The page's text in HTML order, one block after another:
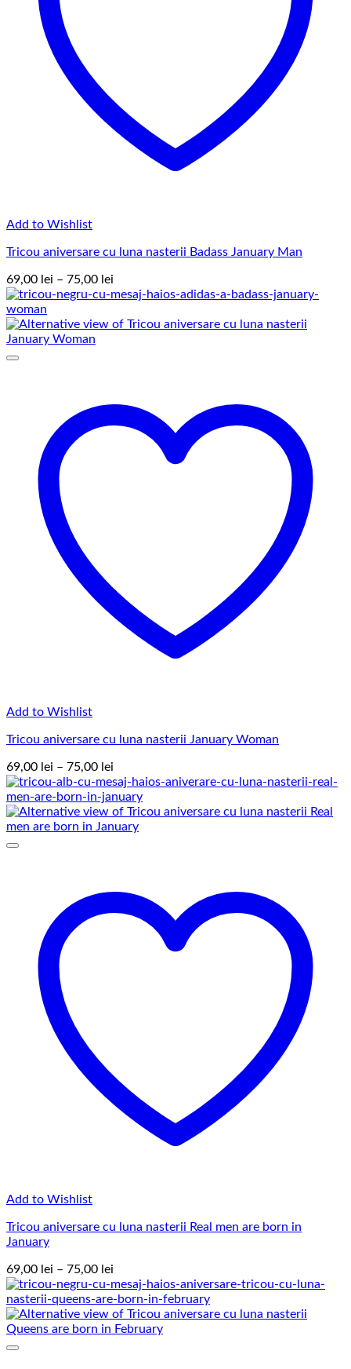
Add to Wishlist
Tricou aniversare cu luna nasterii Badass January Man
69,00 lei – 75,00 lei
de
69,00 lei
Add to Wishlist
Tricou aniversare cu luna nasterii January Woman
69,00 lei – 75,00 lei
de
prețuri:
69,00 lei
până
Add to Wishlist
Tricou aniversare cu luna nasterii Real men are born in
January
69,00 lei – 75,00 lei
de
prețuri:
69,00 lei
până